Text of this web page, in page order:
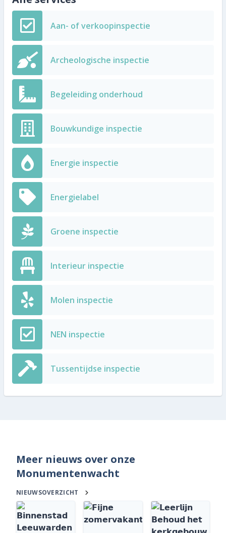
Aan- of verkoopinspectie
Archeologische inspectie
Begeleiding onderhoud
Bouwkundige inspectie
Energie inspectie
Energielabel
Groene inspectie
Interieur inspectie
Molen inspectie
NEN inspectie
Tussentijdse inspectie
Meer nieuws over onze
Monumentenwacht
NIEUWSOVERZICHT